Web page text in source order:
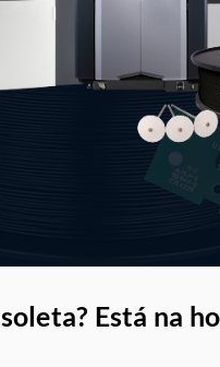
Está na